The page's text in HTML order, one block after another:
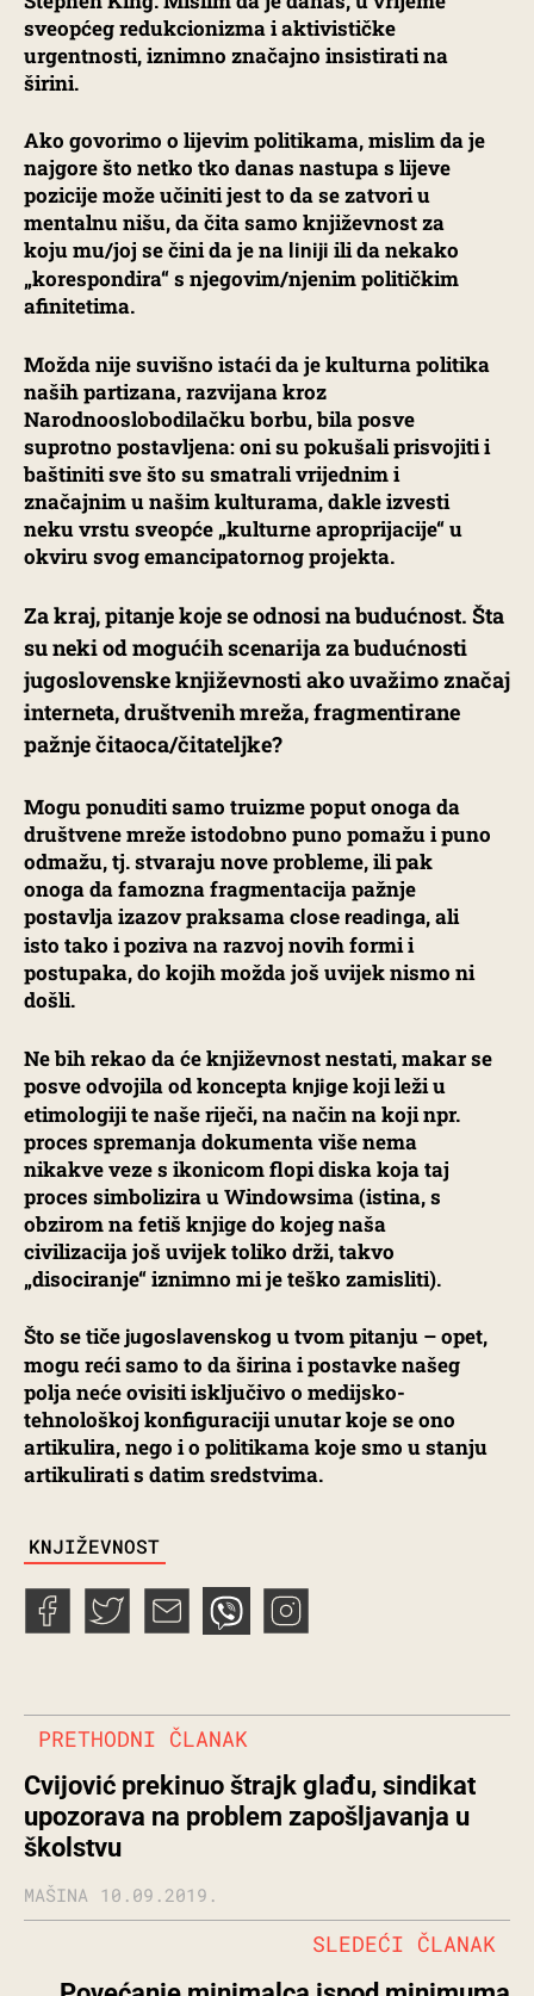
sveopćeg redukcionizma i aktivističke
urgentnosti, iznimno značajno insistirati na
širini.
Ako govorimo o lijevim politikama, mislim da je
najgore što netko tko danas nastupa s lijeve
pozicije može učiniti jest to da se zatvori u
mentalnu nišu, da čita samo književnost za
koju mu/joj se čini da je na liniji ili da nekako
„korespondira“ s njegovim/njenim političkim
afinitetima.
Možda nije suvišno istaći da je kulturna politika
naših partizana, razvijana kroz
Narodnooslobodilačku borbu, bila posve
suprotno postavljena: oni su pokušali prisvojiti i
baštiniti sve što su smatrali vrijednim i
značajnim u našim kulturama, dakle izvesti
neku vrstu sveopće „kulturne aproprijacije“ u
okviru svog emancipatornog projekta.
Za kraj, pitanje koje se odnosi na budućnost. Šta
su neki od mogućih scenarija za budućnosti
jugoslovenske književnosti ako uvažimo značaj
interneta, društvenih mreža, fragmentirane
pažnje čitaoca/čitateljke?
Mogu ponuditi samo truizme poput onoga da
društvene mreže istodobno puno pomažu i puno
odmažu, tj. stvaraju nove probleme, ili pak
onoga da famozna fragmentacija pažnje
postavlja izazov praksama close readinga, ali
isto tako i poziva na razvoj novih formi i
postupaka, do kojih možda još uvijek nismo ni
došli.
Ne bih rekao da će književnost nestati, makar se
posve odvojila od koncepta knjige koji leži u
etimologiji te naše riječi, na način na koji npr.
proces spremanja dokumenta više nema
nikakve veze s ikonicom flopi diska koja taj
proces simbolizira u Windowsima (istina, s
obzirom na fetiš knjige do kojeg naša
civilizacija još uvijek toliko drži, takvo
„disociranje“ iznimno mi je teško zamisliti).
Što se tiče jugoslavenskog u tvom pitanju – opet,
mogu reći samo to da širina i postavke našeg
polja neće ovisiti isključivo o medijsko-
tehnološkoj konfiguraciji unutar koje se ono
artikulira, nego i o politikama koje smo u stanju
artikulirati s datim sredstvima.
KNJIŽEVNOST
PRETHODNI ČLANAK
Cvijović prekinuo štrajk glađu, sindikat
upozorava na problem zapošljavanja u
školstvu
MAŠINA 10.09.2019.
SLEDEĆI ČLANAK